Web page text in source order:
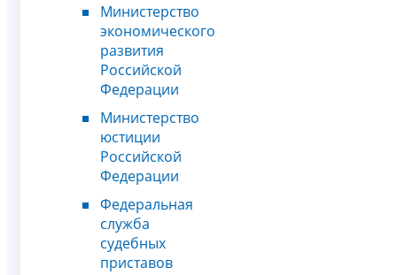
Министерство
экономического
развития
Российской
Федерации
Министерство
юстиции
Российской
Федерации
Федеральная
служба
судебных
приставов